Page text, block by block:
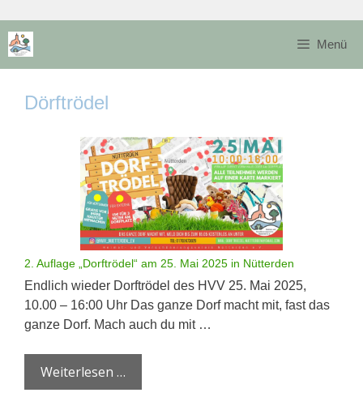
springen
Menü
Dörftrödel
2. Auflage „Dorftrödel“ am 25. Mai 2025 in Nütterden
Endlich wieder Dorftrödel des HVV 25. Mai 2025,
10.00 – 16:00 Uhr Das ganze Dorf macht mit, fast das
ganze Dorf. Mach auch du mit …
Weiterlesen …